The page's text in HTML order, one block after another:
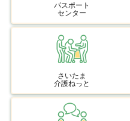
パスポート
センター
さいたま
介護ねっと